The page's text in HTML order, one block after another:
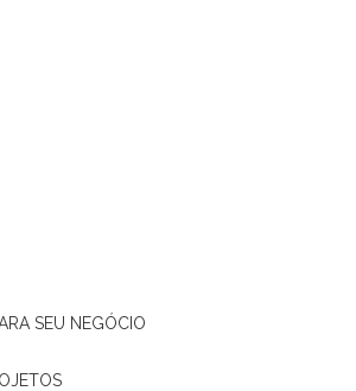
SEU NEGÓCIO